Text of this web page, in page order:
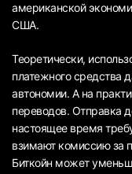
американской
США.
Теоретически,
платежного средства
автономии. А на
переводов. Отправка
настоящее время
взимают комиссию за
Биткойн может